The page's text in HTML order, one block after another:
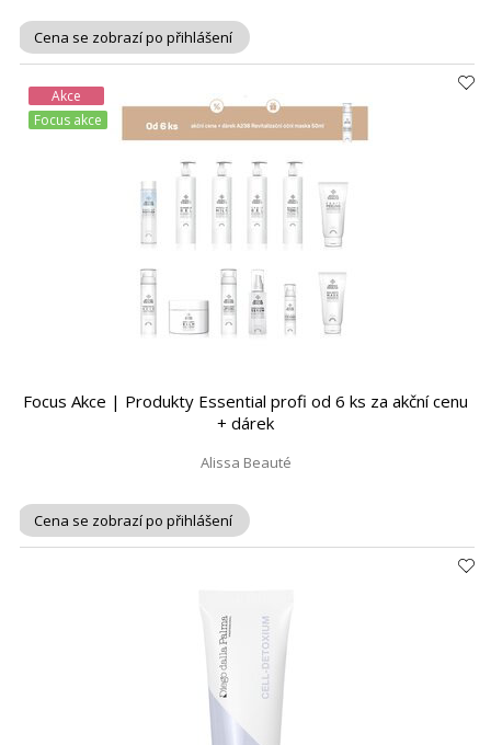
Cena se zobrazí po přihlášení
Akce
Focus akce
Focus Akce | Produkty Essential profi od 6 ks za akční cenu
+ dárek
Alissa Beauté
Cena se zobrazí po přihlášení